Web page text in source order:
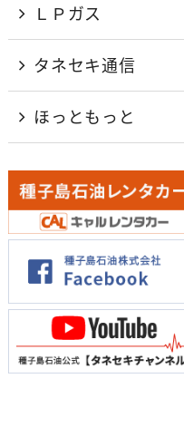
ＬＰガス
タネセキ通信
ほっともっと